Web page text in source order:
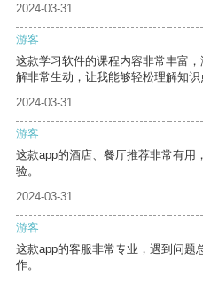
2024-03-31
游客
这款学习软件的课程内容非常丰富
解非常生动，让我能够轻松理解知识
2024-03-31
游客
这款app的酒店、餐厅推荐非常有用
验。
2024-03-31
游客
这款app的客服非常专业，遇到问题
作。